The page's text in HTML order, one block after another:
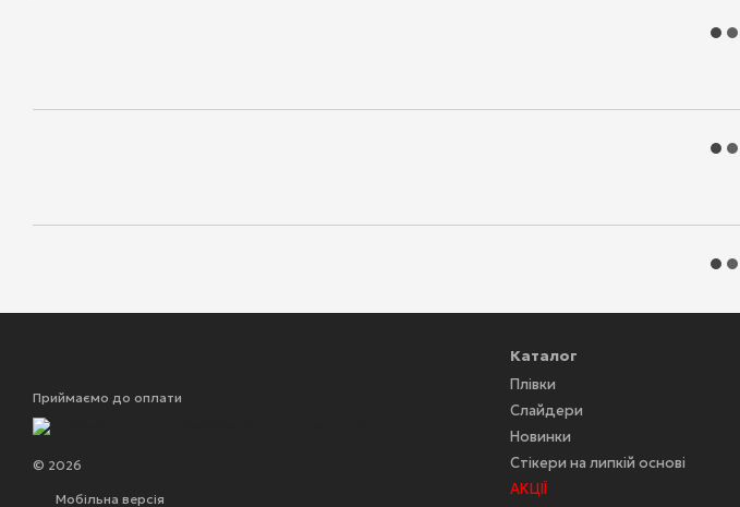
Приймаємо до оплати
© 2026
Мобільна версія
Каталог
Плівки
Слайдери
Новинки
Стікери на липкій основі
АКЦІЇ